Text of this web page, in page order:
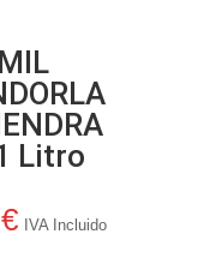
Litro
€ IVA Incluido